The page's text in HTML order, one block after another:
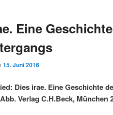
Eine
15. Juni 2016
Dies irae. Eine Geschichte
Verlag C.H.Beck, München